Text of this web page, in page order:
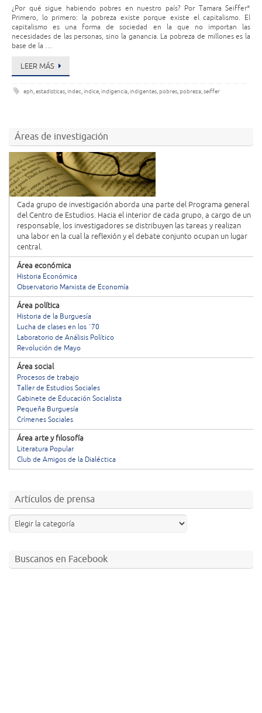
¿Por qué sigue habiendo pobres en nuestro país? Por Tamara Seiffer*
Primero, lo primero: la pobreza existe porque existe el capitalismo. El
capitalismo es una forma de sociedad en la que no importan las
necesidades de las personas, sino la ganancia. La pobreza de millones es la
base de la …
LEER MÁS
eph,estadisticas,indec,indice,indigencia,indigentes, pobres, pobreza,seiffer
Áreas de investigación
Cada grupo de investigación aborda una parte del Programa general
del Centro de Estudios. Hacia el interior de cada grupo, a cargo de un
responsable, los investigadores se distribuyen las tareas y realizan
una labor en la cual la reflexión y el debate conjunto ocupan un lugar
central.
Área económica
Historia Económica
Observatorio Marxista de Economía
Área política
Historia de la Burguesía
Lucha de clases en los ´70
Laboratorio de Análisis Político
Revolución de Mayo
Área social
Procesos de trabajo
Taller de Estudios Sociales
Gabinete de Educación Socialista
Pequeña Burguesía
Crímenes Sociales
Área arte y filosofía
Literatura Popular
Club de Amigos de la Dialéctica
Artículos de prensa
Buscanos en Facebook